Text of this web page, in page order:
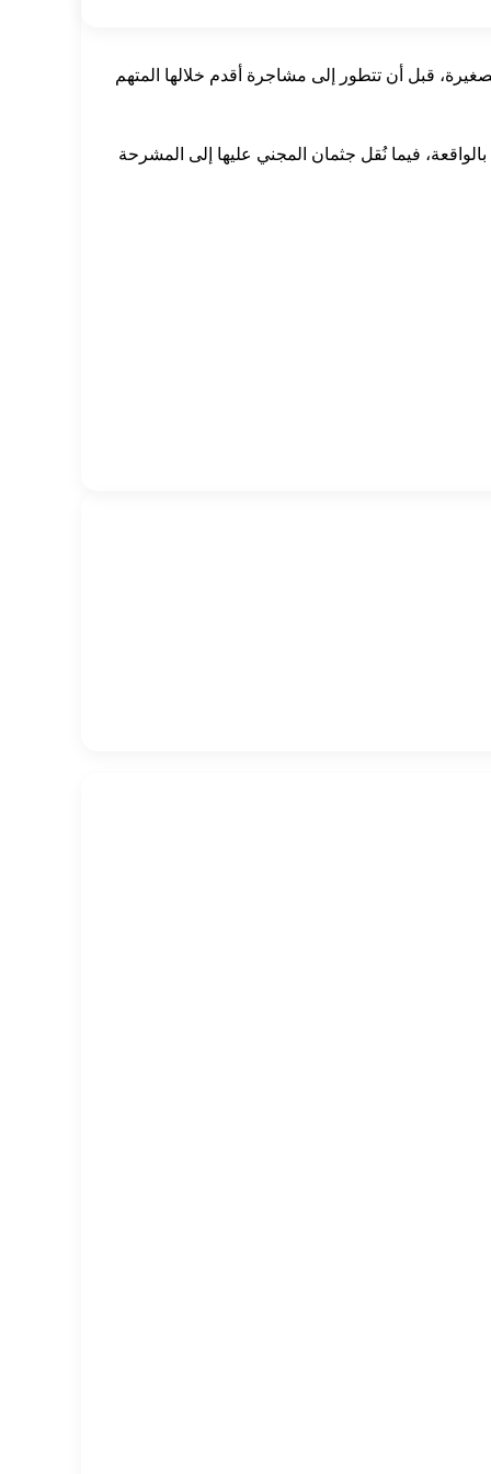
قبل أن تتطور إلى مشاجرة أقدم خلالها المتهم
فيما نُقل جثمان المجني عليها إلى المشرحة